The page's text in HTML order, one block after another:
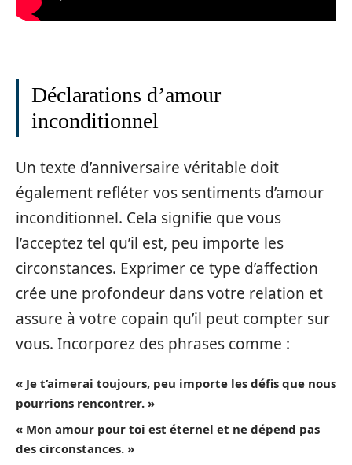
Déclarations d’amour
inconditionnel
Un texte d’anniversaire véritable doit
également refléter vos sentiments d’amour
inconditionnel. Cela signifie que vous
l’acceptez tel qu’il est, peu importe les
circonstances. Exprimer ce type d’affection
crée une profondeur dans votre relation et
assure à votre copain qu’il peut compter sur
vous. Incorporez des phrases comme :
« Je t’aimerai toujours, peu importe les défis que nous
pourrions rencontrer. »
« Mon amour pour toi est éternel et ne dépend pas
des circonstances. »